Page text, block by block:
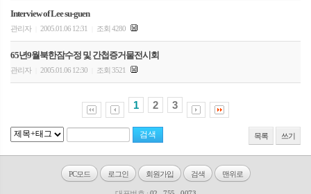
Interview of Lee su-guen
관리자 2005.01.06 12:31 조회 4280
65년9월북한잠수정 및 간첩증거물전시회
관리자 2005.01.06 12:30 조회 3521
1 2 3
목록 쓰기
PC모드 로그인 회원가입 검색 맨위로